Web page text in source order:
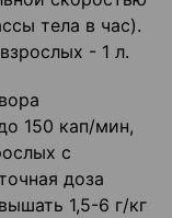
тела в час).
- 1 л.
150 кап/мин,
с
доза
1,5-6 г/кг